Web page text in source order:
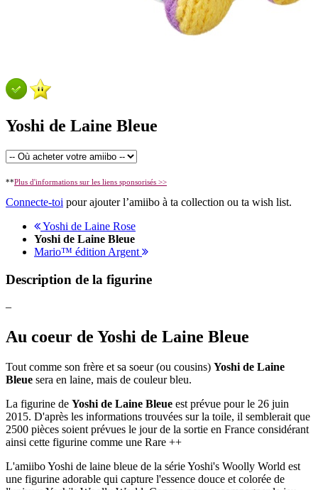
Yoshi de Laine Bleue
**Plus d'informations sur les liens sponsorisés >>
Connecte-toi pour ajouter l’amiibo à ta collection ou ta wish list.
Yoshi de Laine Rose
Yoshi de Laine Bleue
Mario™ édition Argent
Description de la figurine
–
Au coeur de Yoshi de Laine Bleue
Tout comme son frère et sa soeur (ou cousins) Yoshi de Laine
Bleue sera en laine, mais de couleur bleu.
La figurine de Yoshi de Laine Bleue est prévue pour le 26 juin
2015. D'après les informations trouvées sur la toile, il semblerait que
2500 pièces soient prévues le jour de la sortie en France considérant
ainsi cette figurine comme une Rare ++
L'amiibo Yoshi de laine bleue de la série Yoshi's Woolly World est
une figurine adorable qui capture l'essence douce et colorée de